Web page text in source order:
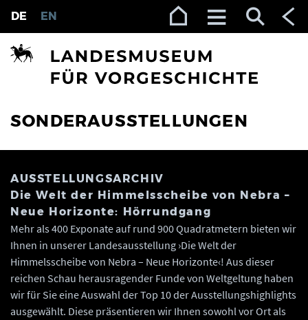
Zur Navigation (Enter)
Zum Inhalt (Enter)
Zum Footer (Enter)
SONDERAUSSTELLUNGEN
DE EN
AUSSTELLUNGSARCHIV
Die Welt der Himmelsscheibe von Nebra –
Neue Horizonte: Hörrundgang
Mehr als 400 Exponate auf rund 900 Quadratmetern bieten wir
Ihnen in unserer Landesausstellung ›Die Welt der
Himmelsscheibe von Nebra – Neue Horizonte‹! Aus dieser
reichen Schau herausragender Funde von Weltgeltung haben
wir für Sie eine Auswahl der Top 10 der Ausstellungshighlights
ausgewählt. Diese präsentieren wir Ihnen sowohl vor Ort als